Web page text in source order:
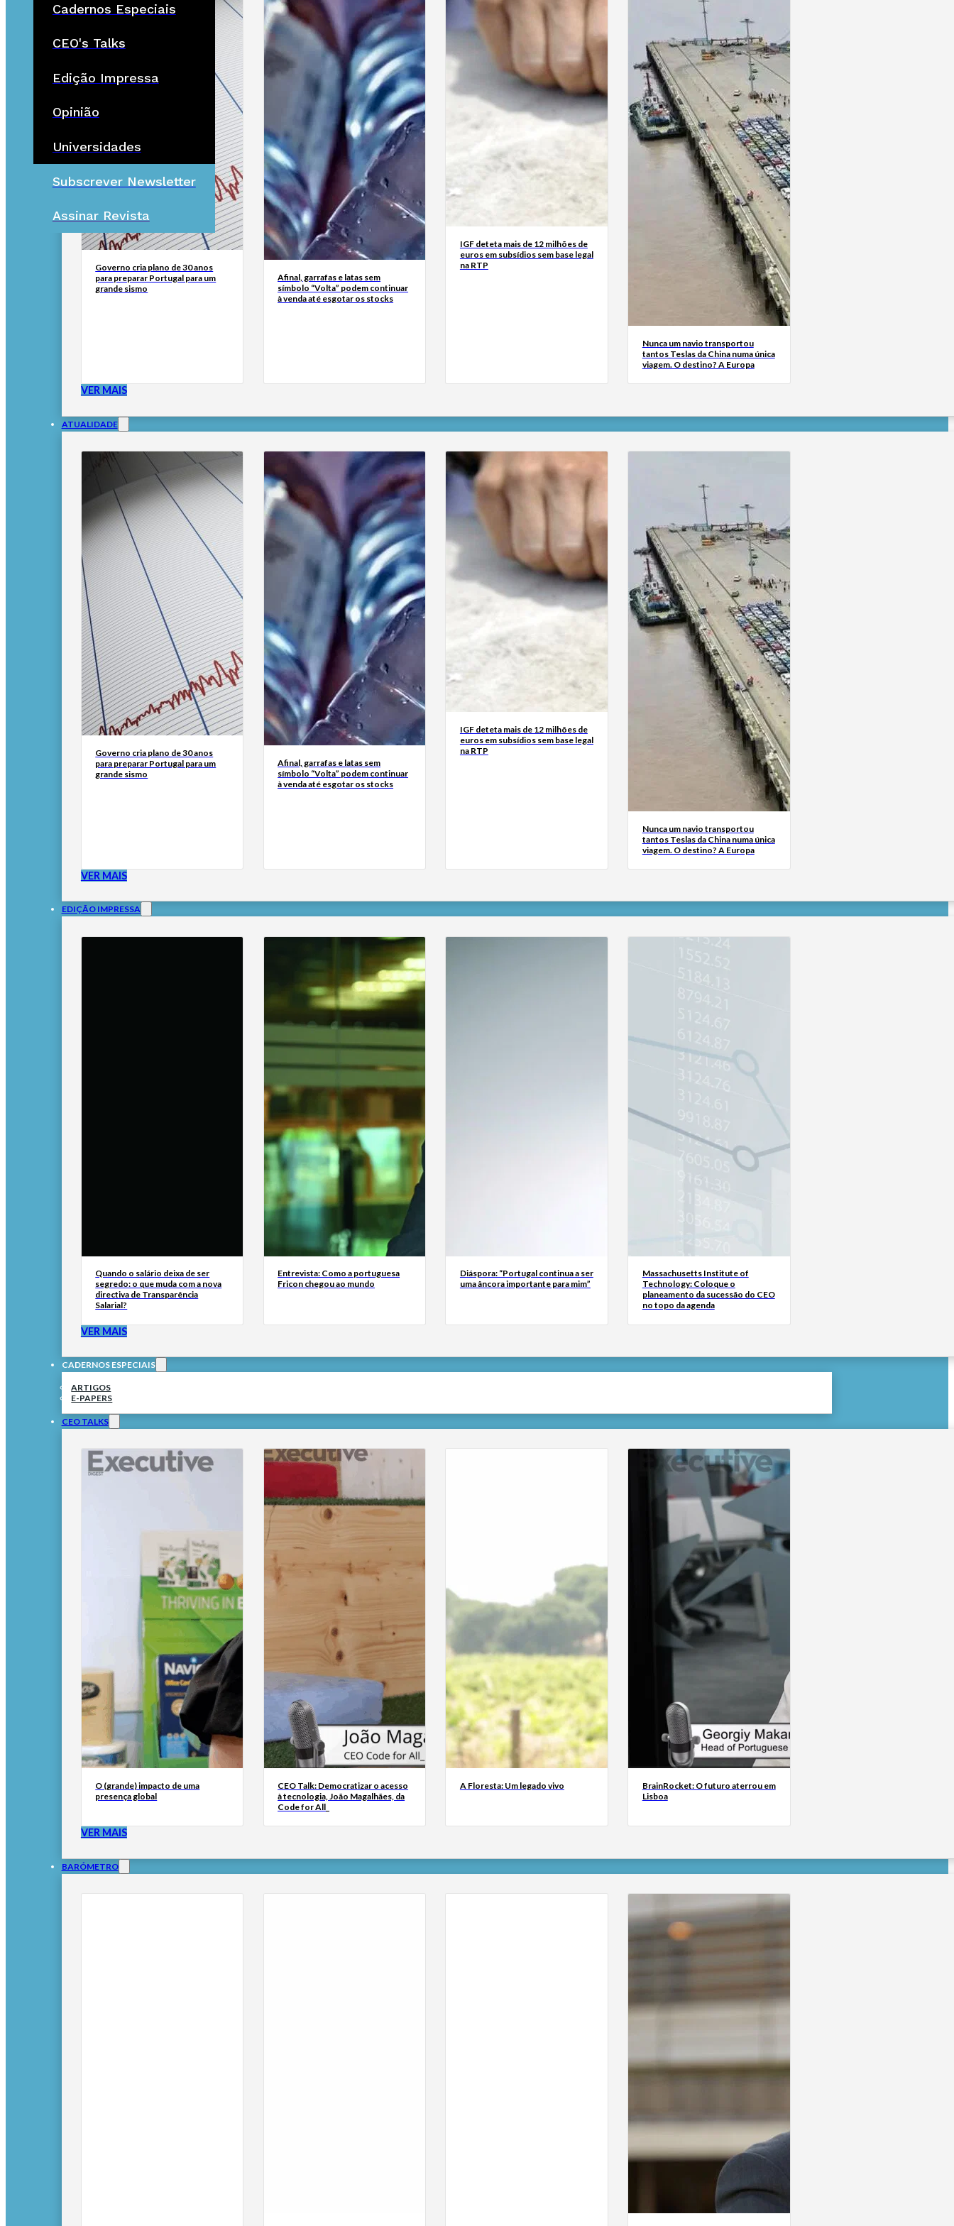
Cadernos Especiais
CEO's Talks
Edição Impressa
Opinião
Universidades
Subscrever Newsletter
Assinar Revista
Governo cria plano de 30 anos
para preparar Portugal para um
grande sismo
Afinal, garrafas e latas sem
símbolo “Volta” podem continuar
à venda até esgotar os stocks
IGF deteta mais de 12 milhões de
euros em subsídios sem base legal
na RTP
Nunca um navio transportou
tantos Teslas da China numa única
viagem. O destino? A Europa
VER MAIS
ATUALIDADE
Governo cria plano de 30 anos
para preparar Portugal para um
grande sismo
Afinal, garrafas e latas sem
símbolo “Volta” podem continuar
à venda até esgotar os stocks
IGF deteta mais de 12 milhões de
euros em subsídios sem base legal
na RTP
Nunca um navio transportou
tantos Teslas da China numa única
viagem. O destino? A Europa
VER MAIS
EDIÇÃO IMPRESSA
Quando o salário deixa de ser
segredo: o que muda com a nova
directiva de Transparência
Salarial?
Entrevista: Como a portuguesa
Fricon chegou ao mundo
Diáspora: “Portugal continua a ser
uma âncora importante para mim”
Massachusetts Institute of
Technology: Coloque o
planeamento da sucessão do CEO
no topo da agenda
VER MAIS
CADERNOS ESPECIAIS
ARTIGOS
E-PAPERS
CEO TALKS
O (grande) impacto de uma
presença global
CEO Talk: Democratizar o acesso
à tecnologia, João Magalhães, da
Code for All_
A Floresta: Um legado vivo
BrainRocket: O futuro aterrou em
Lisboa
VER MAIS
BARÓMETRO